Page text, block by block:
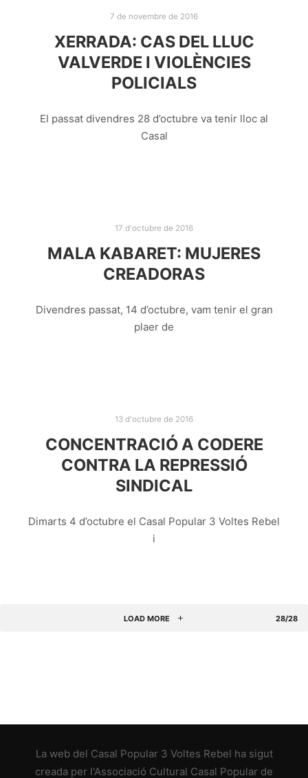
7 de novembre de 2016
XERRADA: CAS DEL LLUC
VALVERDE I VIOLÈNCIES
POLICIALS
El passat divendres 28 d’octubre va tenir lloc al
Casal
17 d'octubre de 2016
MALA KABARET: MUJERES
CREADORAS
Divendres passat, 14 d’octubre, vam tenir el gran
plaer de
13 d'octubre de 2016
CONCENTRACIÓ A CODERE
CONTRA LA REPRESSIÓ
SINDICAL
Dimarts 4 d’octubre el Casal Popular 3 Voltes Rebel
i
LOAD MORE 28/28
La web del Casal Popular 3 Voltes Rebel ha sigut
creada per l'Associació Cultural Casal Popular de